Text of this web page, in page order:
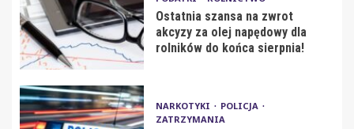
Ostatnia szansa na zwrot
akcyzy za olej napędowy dla
rolników do końca sierpnia!
NARKOTYKI
POLICJA
ZATRZYMANIA